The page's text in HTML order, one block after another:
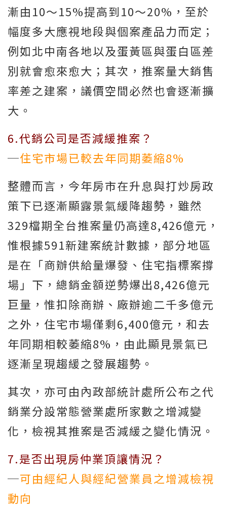
漸由10～15%提高到10～20%，至於
幅度多大應視地段與個案產品力而定；
例如北中南各地以及蛋黃區與蛋白區差
別就會愈來愈大；其次，推案量大銷售
率差之建案，議價空間必然也會逐漸擴
大。
6.代銷公司是否減緩推案？
─住宅市場已較去年同期萎縮8%
整體而言，今年房市在升息與打炒房政
策下已逐漸顯露景氣緩降趨勢，雖然
329檔期全台推案量仍高達8,426億元，
惟根據591新建案統計數據，部分地區
是在「商辦供給量爆發、住宅指標案撐
場」下，總銷金額逆勢爆出8,426億元
巨量，惟扣除商辦、廠辦逾二千多億元
之外，住宅市場僅剩6,400億元，和去
年同期相較萎縮8%，由此顯見景氣已
逐漸呈現趨緩之發展趨勢。
其次，亦可由內政部統計處所公布之代
銷業分設常態營業處所家數之增減變
化，檢視其推案是否減緩之變化情況。
7.是否出現房仲業頂讓情況？
─可由經紀人與經紀營業員之增減檢視
動向